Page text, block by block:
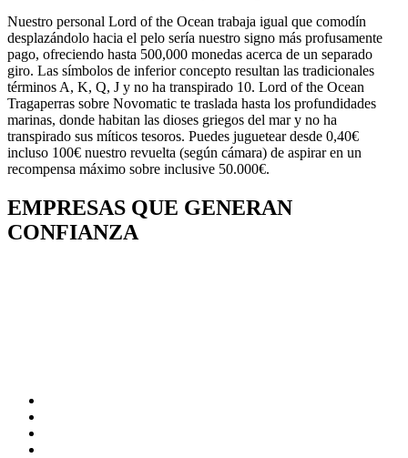
Nuestro personal Lord of the Ocean trabaja igual que comodín
desplazándolo hacia el pelo serí­a nuestro signo más profusamente
pago, ofreciendo hasta 500,000 monedas acerca de un separado
giro. Las símbolos de inferior concepto resultan las tradicionales
términos A, K, Q, J y no ha transpirado 10. Lord of the Ocean
Tragaperras sobre Novomatic te traslada hasta los profundidades
marinas, donde habitan las dioses griegos del mar y no ha
transpirado sus míticos tesoros. Puedes juguetear desde 0,40€
incluso 100€ nuestro revuelta (según cámara) de aspirar en un
recompensa máximo sobre inclusive 50.000€.
EMPRESAS QUE GENERAN
CONFIANZA